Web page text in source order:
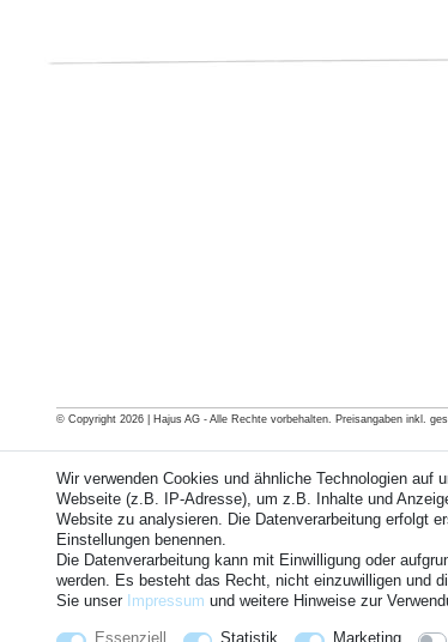
© Copyright 2026 | Hajus AG - Alle Rechte vorbehalten. Preisangaben inkl.
Wir verwenden Cookies und ähnliche Technologien auf
Webseite (z.B. IP-Adresse), um z.B. Inhalte und
Website zu analysieren. Die Datenverarbeitung erfolgt
Einstellungen benennen.
Die Datenverarbeitung kann mit Einwilligung oder
werden. Es besteht das Recht, nicht einzuwilligen und
Sie unser Impressum und weitere Hinweise zur
Essenziell Statistik Marketing